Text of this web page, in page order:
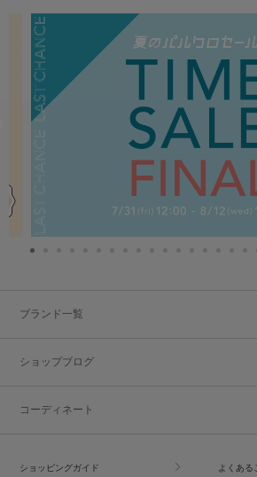
ブランド一覧
ショップブログ
コーディネート
ショッピングガイド よくある